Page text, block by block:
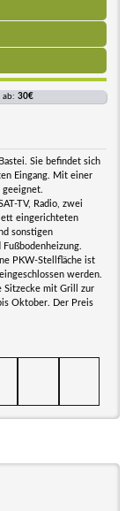
ab: 30€
Sie befindet sich
Eingang. Mit einer
TV, Radio, zwei
eingerichteten
sonstigen
PKW-Stellfläche ist
werden.
Sitzecke mit Grill zur
Oktober. Der Preis